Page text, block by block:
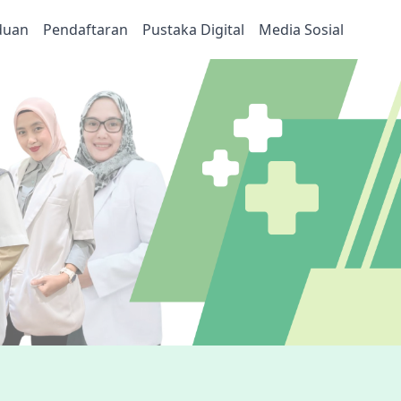
Pendaftaran Pustaka Digital Media Sosial